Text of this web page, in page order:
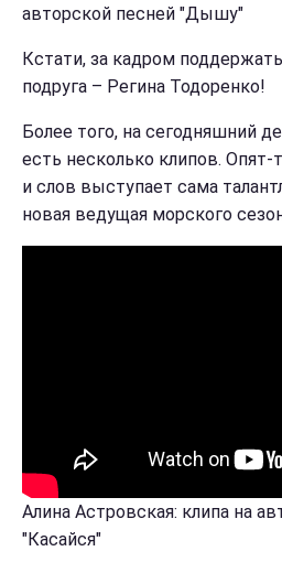
авторской песней "Дышу"
Кстати, за кадром
подруга – Регина Тодоренко!
Более того, на сегодняшний
есть несколько клипов.
и слов выступает сама
новая ведущая морского
Алина Астровская: клипа на
"Касайся"